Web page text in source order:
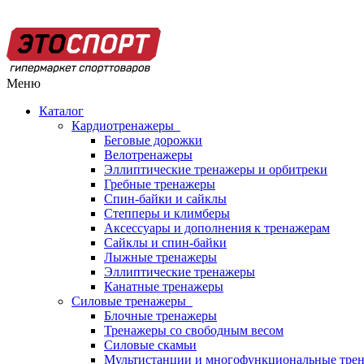
Меню
Каталог
Кардиотренажеры
Беговые дорожки
Велотренажеры
Эллиптические тренажеры и орбитреки
Гребные тренажеры
Спин-байки и сайклы
Степперы и климберы
Аксессуары и дополнения к тренажерам
Сайклы и спин-байки
Лыжные тренажеры
Эллиптические тренажеры
Канатные тренажеры
Силовые тренажеры
Блочные тренажеры
Тренажеры со свободным весом
Силовые скамьи
Мультистанции и многофункциональные